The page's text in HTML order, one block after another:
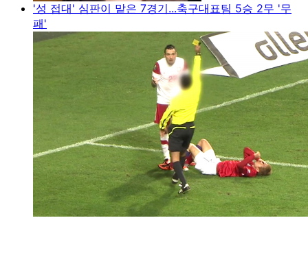
'성 접대' 심판이 맡은 7경기...축구대표팀 5승 2무 '무
패'